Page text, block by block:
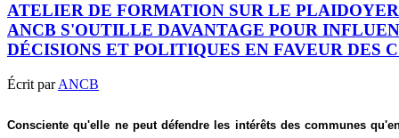
ATELIER DE FORMATION SUR LE
ANCB S'OUTILLE DAVANTAGE POUR
DÉCISIONS ET POLITIQUES EN FAVEUR DES
Écrit parANCB
Consciente qu'elle ne peut défendre les intérêts des communes